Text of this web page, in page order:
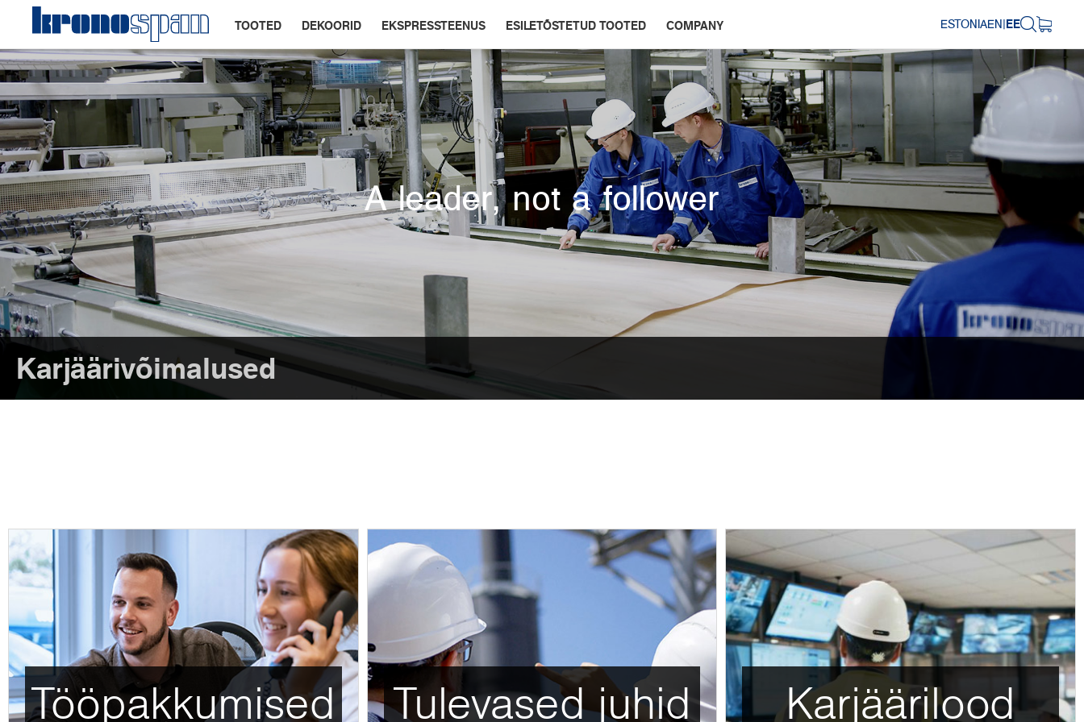
TOOTED DEKOORID EKSPRESSTEENUS ESILETÕSTETUD TOOTED COMPANY ESTONIAEN|EE
Karjäärivõimalused
A leader, not a follower
Tööpakkumised Tulevased juhid Karjäärilood